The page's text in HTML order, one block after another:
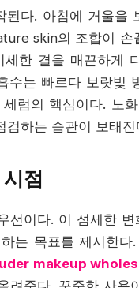
된다. 아침에 거울을
skin의 조합이 손
한 결을 매끈하게
수는 빠르다 보랏빛
럼의 핵심이다. 노
검하는 습관이 보태진
점
선이다. 이 섬세한
는 목표를 제시한다
makeup